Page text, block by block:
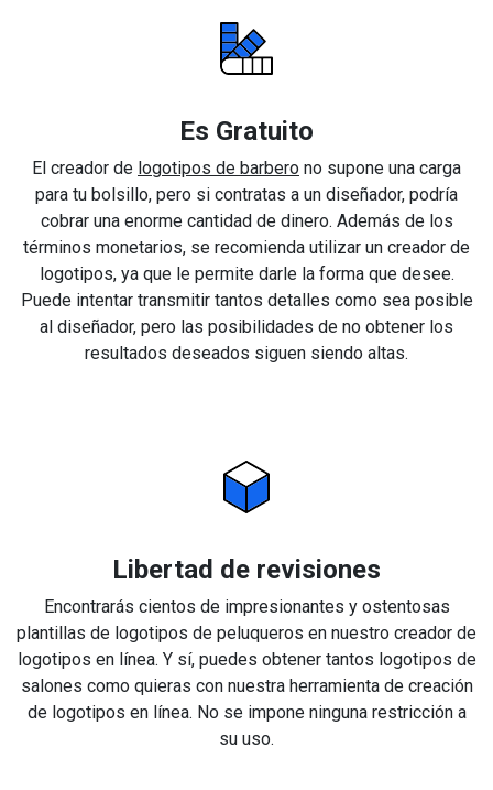
Es Gratuito
El creador de logotipos de barbero no supone una carga
para tu bolsillo, pero si contratas a un diseñador, podría
cobrar una enorme cantidad de dinero. Además de los
términos monetarios, se recomienda utilizar un creador de
logotipos, ya que le permite darle la forma que desee.
Puede intentar transmitir tantos detalles como sea posible
al diseñador, pero las posibilidades de no obtener los
resultados deseados siguen siendo altas.
Libertad de revisiones
Encontrarás cientos de impresionantes y ostentosas
plantillas de logotipos de peluqueros en nuestro creador de
logotipos en línea. Y sí, puedes obtener tantos logotipos de
salones como quieras con nuestra herramienta de creación
de logotipos en línea. No se impone ninguna restricción a
su uso.